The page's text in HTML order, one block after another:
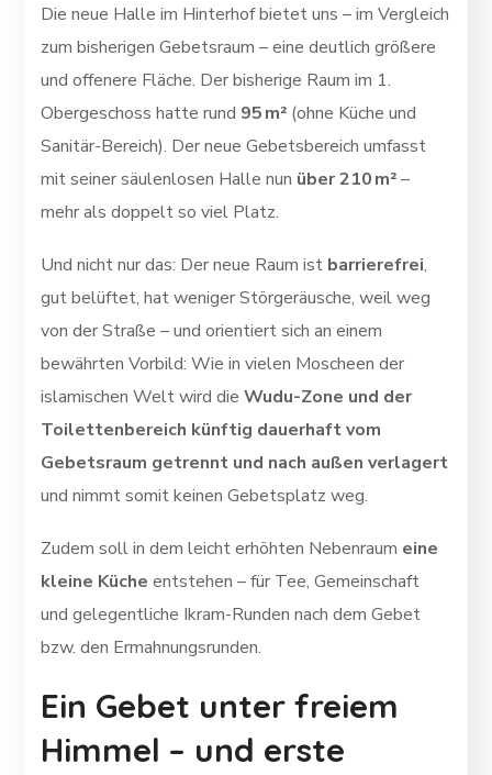
Die neue Halle im Hinterhof bietet uns – im Vergleich
zum bisherigen Gebetsraum – eine deutlich größere
und offenere Fläche. Der bisherige Raum im 1.
Obergeschoss hatte rund 95 m² (ohne Küche und
Sanitär-Bereich). Der neue Gebetsbereich umfasst
mit seiner säulenlosen Halle nun über 210 m²–
mehr als doppelt so viel Platz.
Und nicht nur das: Der neue Raum ist barrierefrei,
gut belüftet, hat weniger Störgeräusche, weil weg
von der Straße – und orientiert sich an einem
bewährten Vorbild: Wie in vielen Moscheen der
islamischen Welt wird dieWudu-Zone und der
Toilettenbereich künftig dauerhaft vom
Gebetsraum getrennt und nach außen verlagert
und nimmt somit keinen Gebetsplatz weg.
Zudem soll in dem leicht erhöhten Nebenraum eine
kleine Küche entstehen – für Tee, Gemeinschaft
und gelegentliche Ikram-Runden nach dem Gebet
bzw. den Ermahnungsrunden.
Ein Gebet unter freiem
Himmel – und erste